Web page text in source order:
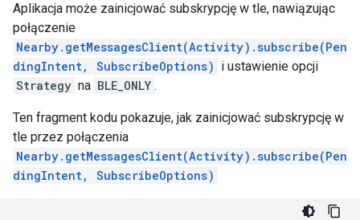
Aplikacja może zainicjować subskrypcję w tle, nawiązując
połączenie
Nearby.getMessagesClient(Activity).subscribe(Pen
dingIntent, SubscribeOptions) i ustawienie opcji
Strategy na BLE_ONLY .
Ten fragment kodu pokazuje, jak zainicjować subskrypcję w
tle przez połączenia
Nearby.getMessagesClient(Activity).subscribe(Pen
dingIntent, SubscribeOptions)